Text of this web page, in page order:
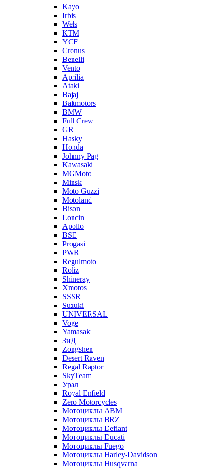
Kayo
Irbis
Wels
КТМ
YCF
Cronus
Benelli
Vento
Aprilia
Ataki
Bajaj
Baltmotors
BMW
Full Crew
GR
Hasky
Honda
Johnny Pag
Kawasaki
MGMoto
Minsk
Moto Guzzi
Motoland
Bison
Loncin
Apollo
BSE
Progasi
PWR
Regulmoto
Roliz
Shineray
Xmotos
SSSR
Suzuki
UNIVERSAL
Voge
Yamasaki
ЗиД
Zongshen
Desert Raven
Regal Raptor
SkyTeam
Урал
Royal Enfield
Zero Motorcycles
Мотоциклы ABM
Мотоциклы BRZ
Мотоциклы Defiant
Мотоциклы Ducati
Мотоциклы Fuego
Мотоциклы Harley-Davidson
Мотоциклы Husqvarna